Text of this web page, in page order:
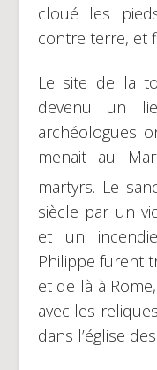
cloué les
contre terre, et
Le site de la
devenu un
archéologues
menait au
martyrs. Le
siècle par un
et un
Philippe furent
et de là à
avec les
dans l’église